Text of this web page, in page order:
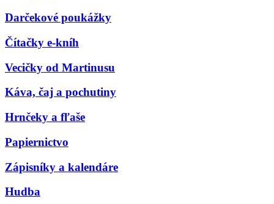
Darčekové poukážky
Čítačky e-kníh
Vecičky od Martinusu
Káva, čaj a pochutiny
Hrnčeky a fľaše
Papiernictvo
Zápisníky a kalendáre
Hudba